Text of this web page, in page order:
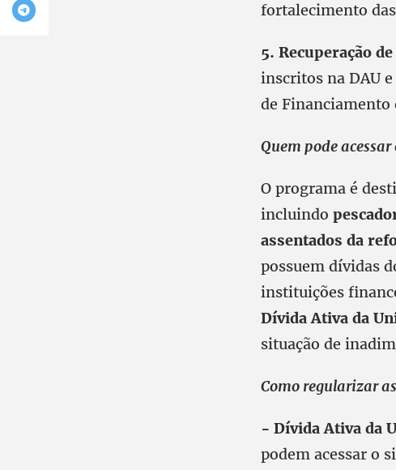
fortalecimento
5. Recuperação
inscritos na DAU
de Financiamento
Quem pode
O programa é
incluindo
assentados da
possuem dívidas
instituições
Dívida Ativa da
situação de
Como regularizar
- Dívida Ativa da
podem acessar o